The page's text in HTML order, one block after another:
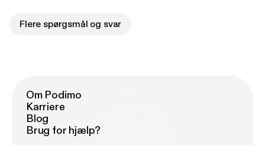
Flere spørgsmål og svar
Om Podimo
Karriere
Blog
Brug for hjælp?